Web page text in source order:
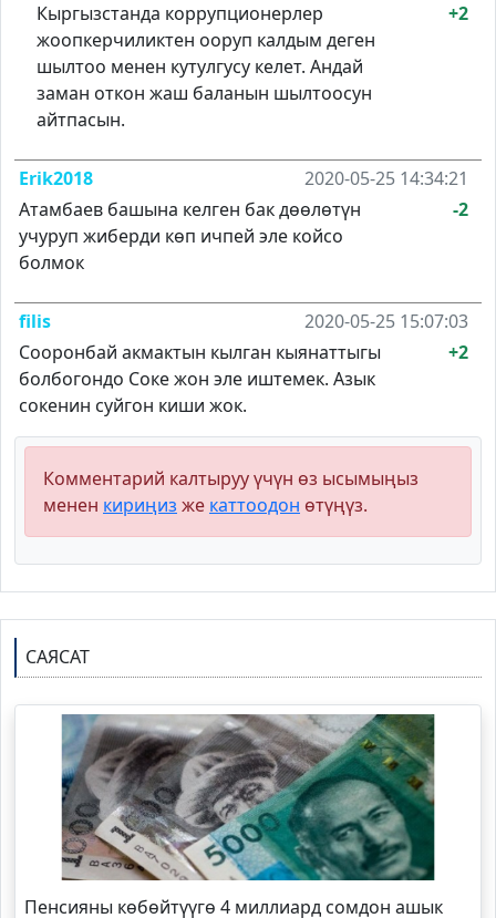
Кыргызстанда коррупционерлер
жоопкерчиликтен ооруп калдым деген
шылтоо менен кутулгусу келет. Андай
заман откон жаш баланын шылтоосун
айтпасын.
+2
Erik2018
2020-05-25 14:34:21
Атамбаев башына келген бак дөөлөтүн
учуруп жиберди көп ичпей эле койсо
болмок
-2
filis
2020-05-25 15:07:03
Сооронбай акмактын кылган кыянаттыгы
болбогондо Соке жон эле иштемек. Азык
сокенин суйгон киши жок.
+2
Комментарий калтыруу үчүн өз ысымыңыз
менен кириңиз же каттоодон өтүңүз.
САЯСАТ
Пенсияны көбөйтүүгө 4 миллиард сомдон ашык